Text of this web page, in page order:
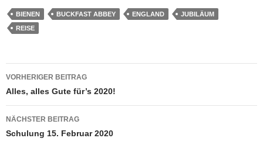
BIENEN BUCKFAST ABBEY ENGLAND
JUBILÄUM
REISE
Beitragsnavigation
VORHERIGER BEITRAG
Alles, alles Gute für’s 2020!
NÄCHSTER BEITRAG
Schulung 15. Februar 2020